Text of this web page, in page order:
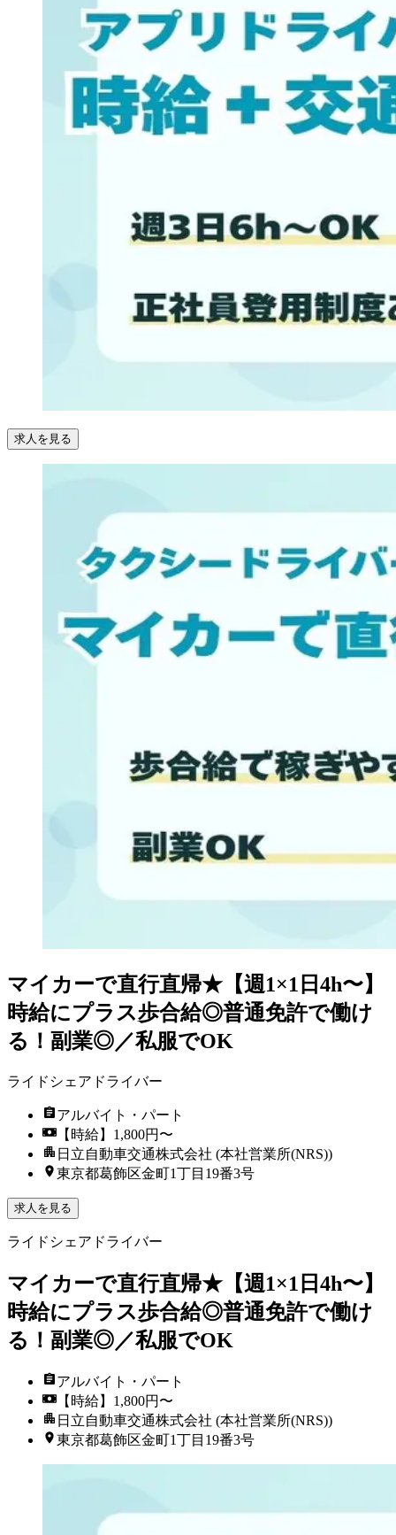
求人を見る
マイカーで直行直帰★【週1×1日4h〜】
時給にプラス歩合給◎普通免許で働け
る！副業◎／私服でOK
ライドシェアドライバー
アルバイト・パート
【時給】1,800円〜
日立自動車交通株式会社 (本社営業所(NRS))
東京都葛飾区金町1丁目19番3号
求人を見る
ライドシェアドライバー
マイカーで直行直帰★【週1×1日4h〜】
時給にプラス歩合給◎普通免許で働け
る！副業◎／私服でOK
アルバイト・パート
【時給】1,800円〜
日立自動車交通株式会社 (本社営業所(NRS))
東京都葛飾区金町1丁目19番3号